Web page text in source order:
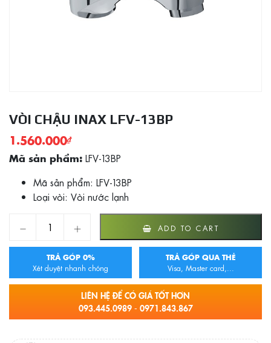
VÒI CHẬU INAX LFV-13BP
1.560.000₫
Mã sản phẩm: LFV-13BP
Mã sản phẩm: LFV-13BP
Loại vòi: Vòi nước lạnh
Vòi chậu Inax LFV-13BP quantity
ADD TO CART
TRẢ GÓP 0%
Xét duyệt nhanh chóng
TRẢ GÓP QUA THẺ
Visa, Master card,...
LIÊN HỆ ĐỂ CÓ GIÁ TỐT HƠN
093.445.0989 - 0971.843.867